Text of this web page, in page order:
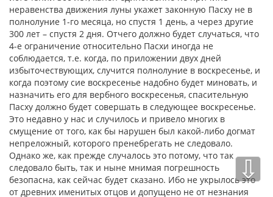
неравенства движения луны укажет законную Пасху не в
полнолуние 1-го месяца, но спустя 1 день, а через другие
300 лет – спустя 2 дня. Отчего должно будет случаться, что
4-е ограничение относительно Пасхи иногда не
соблюдается, т.е. когда, по приложении двух дней
избыточествующих, случится полнолуние в воскресенье, и
когда поэтому сие воскресенье надобно будет миновать, и
назначить его для вербного воскресенья, спасительную
Пасху должно будет совершать в следующее воскресенье.
Это недавно у нас и случилось и привело многих в
смущение от того, как бы нарушен был какой-либо догмат
непреложный, которого пренебрегать не следовало.
Однако же, как прежде случалось это потому, что так
следовало быть, так и ныне мнимая погрешность
безопасна, как сейчас будет сказано. Ибо не укрылось это
от древних именитых отцов и допущено не от незнания
⇩